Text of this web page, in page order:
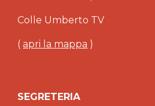
Colle Umberto TV
(apri la mappa )
SEGRETERIA